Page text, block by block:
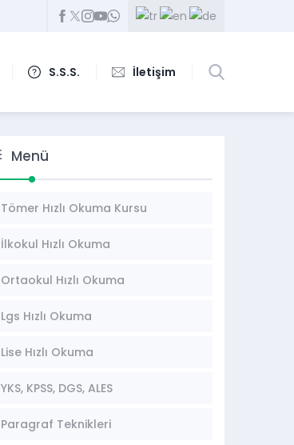
S.S.S. İletişim
Menü
Tömer Hızlı Okuma Kursu
İlkokul Hızlı Okuma
Ortaokul Hızlı Okuma
Lgs Hızlı Okuma
Lise Hızlı Okuma
YKS, KPSS, DGS, ALES
Paragraf Teknikleri